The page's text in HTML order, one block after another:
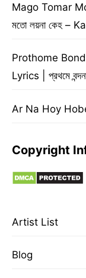
Mago Tomar
মতো লয়না কেহ –
Prothome
Lyrics | প্রথমে
Ar Na Hoy
Copyright
Artist List
Blog